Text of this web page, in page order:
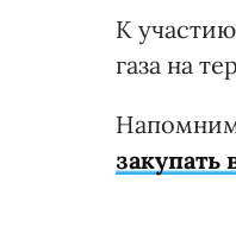
К
газа на
закупать